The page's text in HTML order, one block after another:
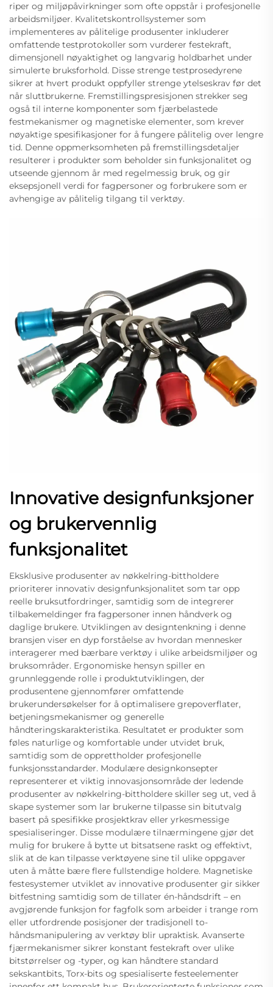
riper og miljøpåvirkninger som ofte oppstår i profesjonelle
arbeidsmiljøer. Kvalitetskontrollsystemer som
implementeres av pålitelige produsenter inkluderer
omfattende testprotokoller som vurderer festekraft,
dimensjonell nøyaktighet og langvarig holdbarhet under
simulerte bruksforhold. Disse strenge testprosedyrene
sikrer at hvert produkt oppfyller strenge ytelseskrav før det
når sluttbrukerne. Fremstillingspresisjonen strekker seg
også til interne komponenter som fjærbelastede
festmekanismer og magnetiske elementer, som krever
nøyaktige spesifikasjoner for å fungere pålitelig over lengre
tid. Denne oppmerksomheten på fremstillingsdetaljer
resulterer i produkter som beholder sin funksjonalitet og
utseende gjennom år med regelmessig bruk, og gir
eksepsjonell verdi for fagpersoner og forbrukere som er
avhengige av pålitelig tilgang til verktøy.
Innovative designfunksjoner
og brukervennlig
funksjonalitet
Eksklusive produsenter av nøkkelring-bittholdere
prioriterer innovativ designfunksjonalitet som tar opp
reelle bruksutfordringer, samtidig som de integrerer
tilbakemeldinger fra fagpersoner innen håndverk og
daglige brukere. Utviklingen av designtenkning i denne
bransjen viser en dyp forståelse av hvordan mennesker
interagerer med bærbare verktøy i ulike arbeidsmiljøer og
bruksområder. Ergonomiske hensyn spiller en
grunnleggende rolle i produktutviklingen, der
produsentene gjennomfører omfattende
brukerundersøkelser for å optimalisere grepoverflater,
betjeningsmekanismer og generelle
håndteringskarakteristika. Resultatet er produkter som
føles naturlige og komfortable under utvidet bruk,
samtidig som de opprettholder profesjonelle
funksjonsstandarder. Modulære designkonsepter
representerer et viktig innovasjonsområde der ledende
produsenter av nøkkelring-bittholdere skiller seg ut, ved å
skape systemer som lar brukerne tilpasse sin bitutvalg
basert på spesifikke prosjektkrav eller yrkesmessige
spesialiseringer. Disse modulære tilnærmingene gjør det
mulig for brukere å bytte ut bitsatsene raskt og effektivt,
slik at de kan tilpasse verktøyene sine til ulike oppgaver
uten å måtte bære flere fullstendige holdere. Magnetiske
festesystemer utviklet av innovative produsenter gir sikker
bitfestning samtidig som de tillater én-håndsdrift – en
avgjørende funksjon for fagfolk som arbeider i trange rom
eller utfordrende posisjoner der tradisjonell to-
håndsmanipulering av verktøy blir upraktisk. Avanserte
fjærmekanismer sikrer konstant festekraft over ulike
bitstørrelser og -typer, og kan håndtere standard
sekskantbits, Torx-bits og spesialiserte festeelementer